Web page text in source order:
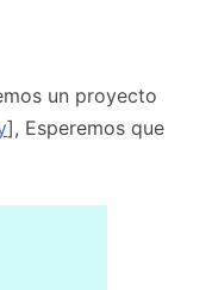
un proyecto
], Esperemos que